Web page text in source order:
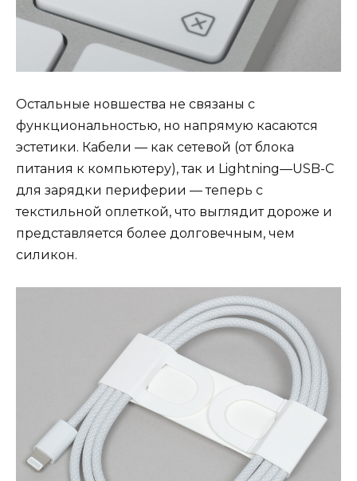
Остальные новшества не связаны с
функциональностью, но напрямую касаются
эстетики. Кабели — как сетевой (от блока
питания к компьютеру), так и Lightning—USB-C
для зарядки периферии — теперь с
текстильной оплеткой, что выглядит дороже и
представляется более долговечным, чем
силикон.